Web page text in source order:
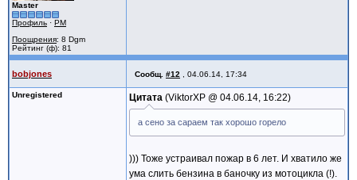
Master
Профиль · PM
Поощрения: 8 Dgm
Рейтинг (ф): 81
bobjones Сообщ. #12 04.06.14, 17:34
Unregistered Цитата ViktorXP @ 04.06.14, 16:22
а сено за сараем так хорошо горело
))) Тоже устраивал пожар в 6 лет. И хватило же
ума слить бензина в баночку из мотоцикла (!).